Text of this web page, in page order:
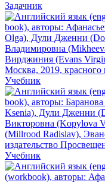
Задачник
Учебник
Учебник